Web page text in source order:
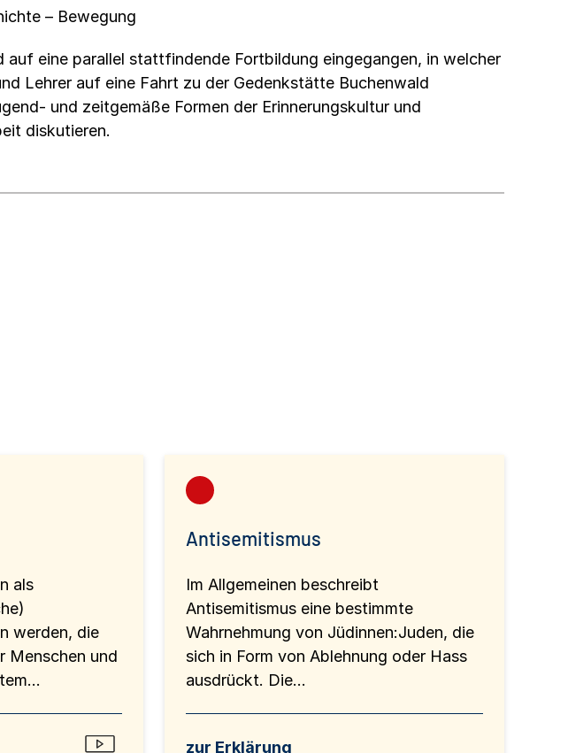
– Bewegung
auf eine parallel stattfindende Fortbildung eingegangen, in welcher
Lehrer auf eine Fahrt zu der Gedenkstätte Buchenwald
und zeitgemäße Formen der Erinnerungskultur und
diskutieren.
als
werden, die
Menschen und
Antisemitismus
Im Allgemeinen beschreibt
Antisemitismus eine bestimmte
Wahrnehmung von Jüdinnen:Juden, die
sich in Form von Ablehnung oder Hass
ausdrückt. Die...
zur Erklärung